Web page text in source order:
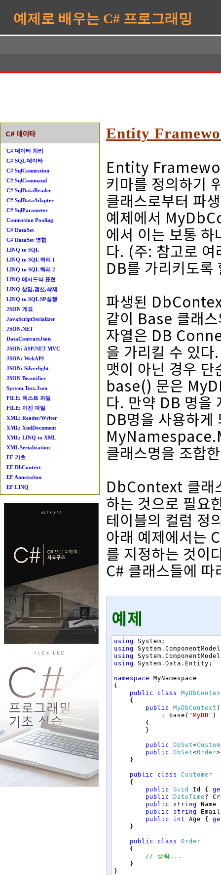
예제로 배우는 C# 프로그래밍
C# 데이타
C# 데이타 처리
C# SQL 데이타
C# SqlConnection
C# SqlCommand
C# SqlDataReader
C# SqlDataAdapter
C# SqlParameter
Connection Pooling
C# DataSet
C# DataSet 병합
LINQ to SQL
LINQ to SQL 쿼리 1
LINQ to SQL 쿼리 2
LINQ 메서드식 표현
LINQ 삽입,갱신,삭제
LINQ to SQL SP실행
JSON 개요
JavaScriptSerializer
JSON.NET
DataContractJson
JSON: ASP.NET MVC
JSON: WebAPI
JSON: Silverlight
JSON Beautifier
System.Text.Json
FILE: 텍스트 파일
FILE: 이진 파일
XML: Reader/Writer
XML: XmlDocument
XML: LINQ to XML
XML Serialization
EF 기초
EF DbContext
EF Annotation
EF LINQ
Entity
Entity
키마를 정의하
클래스로부터 파
예제에서
에서 이는 보통
다. (주: 참고로
DB를 가리키도록
파생된
같이 Base 클래
자열은 DB
을 가리킬 수 있
맷이 아닌 경우
base() 문은
다. 만약 DB 명을
DB명을 사용하게
클래스명을 조합
DbContext 클래
하는 것으로 필요
테이블의 컬럼 정
아래 예제에서는
를 지정하는 것이
C# 클래스들에
예제
using System ;
using
System . ComponentModel
using
System . ComponentModel
using
System . Data . Entity ;
namespace
MyNamespace
{
public
class
{
public
MyDbContext (
:
base ( "MyDB" )
{
}
public DbSet<
public
DbSet<Order>
}
public class
Customer
{
public
Guid Id {
public
DateTime?
public
string Name
public
string
Email
public
int Age {
}
public class
Order
{
// 생략...
}
}